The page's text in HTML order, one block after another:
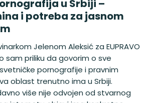
u Srbiji –
i potreba za jasnom
Jelenom Aleksić za EUPRAVO
sam priliku da govorim o sve
pornografije i pravnim
oblast trenutno ima u Srbiji.
više nije odvojen od stvarnog